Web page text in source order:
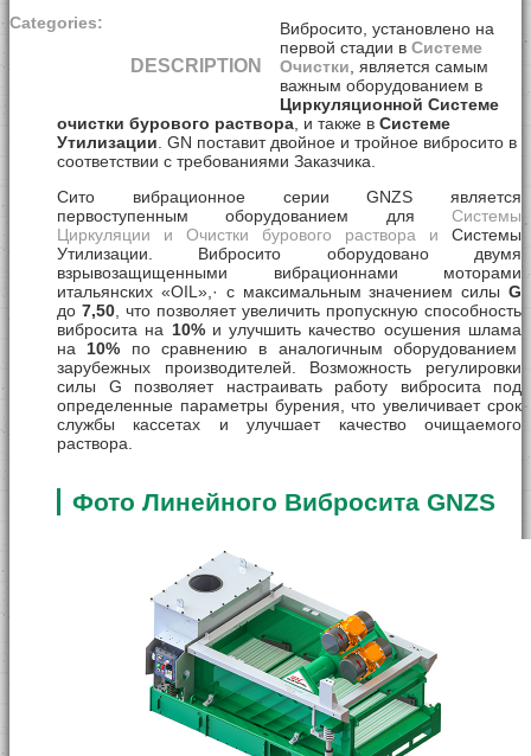
Центрифуга с 30-ом барабаном
Ситовые Панели
Сменные сетки для вибросита Derrick
Сменные сетки для вибросита NOV
Categories:
DESCRIPTION
Вибросито, установлено на
первой стадии в Системе
Очистки , является самым
важным оборудованием в
Циркуляционной Системе
очистки бурового раствора , и также в Системе
Утилизации . GN поставит двойное и тройное вибросито в
соответствии с требованиями Заказчика.
Сито вибрационное серии GNZS является
первоступенным оборудованием для Системы
Циркуляции и Очистки бурового раствора и Системы
Утилизации. Вибросито оборудовано двумя
взрывозащищенными вибрационнами моторами
итальянских «OIL»,· с максимальным значением силы G
до 7,50 , что позволяет увеличить пропускную способность
вибросита на 10%и улучшить качество осушения шлама
на 10% по сравнению в аналогичным оборудованием
зарубежных производителей. Возможность регулировки
силы G позволяет настраивать работу вибросита под
определенные параметры бурения, что увеличивает срок
службы кассетах и улучшает качество очищаемого
раствора.
Фото Линейного Вибросита GNZS